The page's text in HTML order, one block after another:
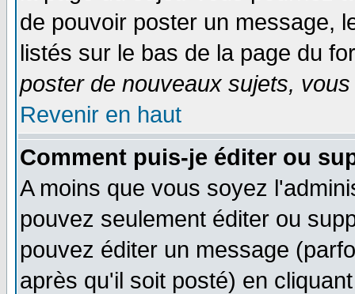
de pouvoir poster un message,
listés sur le bas de la page du
poster de nouveaux sujets,
Revenir en haut
Comment puis-je éditer ou
A moins que vous soyez
pouvez seulement éditer ou
pouvez éditer un message
après qu'il soit posté) en